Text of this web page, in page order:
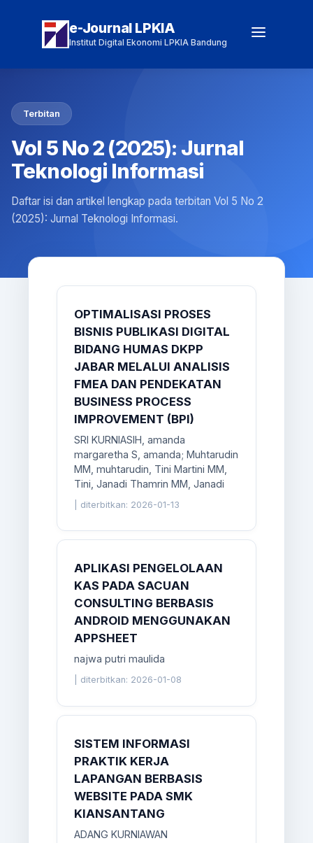
e-Journal LPKIA
Institut Digital Ekonomi LPKIA Bandung
Terbitan
Vol 5 No 2 (2025): Jurnal
Teknologi Informasi
Daftar isi dan artikel lengkap pada terbitan Vol 5 No 2
(2025): Jurnal Teknologi Informasi.
OPTIMALISASI PROSES
BISNIS PUBLIKASI DIGITAL
BIDANG HUMAS DKPP
JABAR MELALUI ANALISIS
FMEA DAN PENDEKATAN
BUSINESS PROCESS
IMPROVEMENT (BPI)
SRI KURNIASIH, amanda
margaretha S, amanda; Muhtarudin
MM, muhtarudin, Tini Martini MM,
Tini, Janadi Thamrin MM, Janadi
diterbitkan: 2026-01-13
APLIKASI PENGELOLAAN
KAS PADA SACUAN
CONSULTING BERBASIS
ANDROID MENGGUNAKAN
APPSHEET
najwa putri maulida
diterbitkan: 2026-01-08
SISTEM INFORMASI
PRAKTIK KERJA
LAPANGAN BERBASIS
WEBSITE PADA SMK
KIANSANTANG
ADANG KURNIAWAN